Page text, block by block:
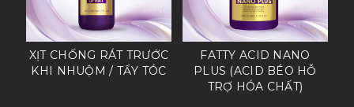
XỊT CHỐNG RÁT TRƯỚC
KHI NHUỘM / TẨY TÓC
FATTY ACID NANO
PLUS (ACID BÉO HỖ
TRỢ HÓA CHẤT)